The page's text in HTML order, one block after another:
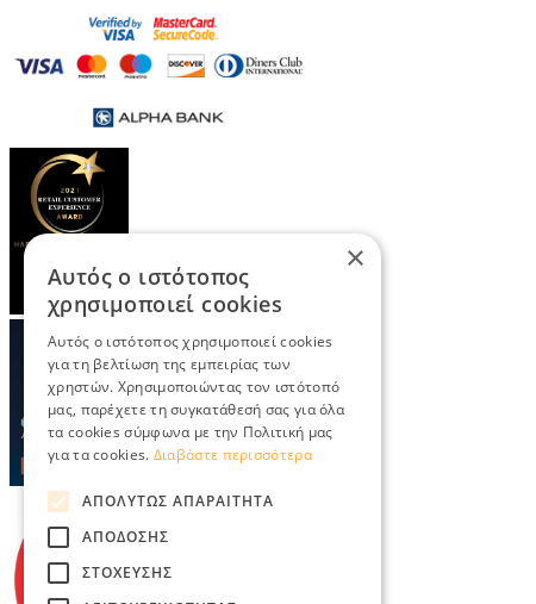
×
Αυτός ο ιστότοπος
χρησιμοποιεί cookies
Αυτός ο ιστότοπος χρησιμοποιεί cookies
για τη βελτίωση της εμπειρίας των
χρηστών. Χρησιμοποιώντας τον ιστότοπό
μας, παρέχετε τη συγκατάθεσή σας για όλα
τα cookies σύμφωνα με την Πολιτική μας
για τα cookies. Διαβάστε περισσότερα
ΑΠΟΛΎΤΩΣ ΑΠΑΡΑΊΤΗΤΑ
ΑΠΌΔΟΣΗΣ
ΣΤΌΧΕΥΣΗΣ